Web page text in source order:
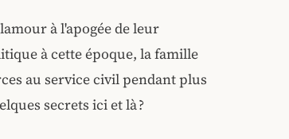
à l'apogée de leur
à cette époque, la famille
au service civil pendant plus
secrets ici et là ?